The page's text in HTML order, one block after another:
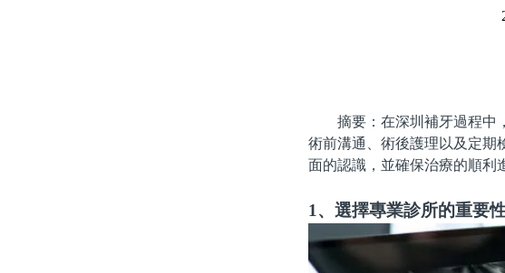
摘要：在深圳補牙過程中，
術前溝通、術後護理以及定期
面的認識，並確保治療的順利
1、選擇專業診所的重要